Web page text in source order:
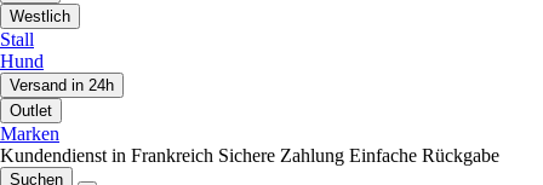
Westlich
Stall
Hund
Versand in 24h
Outlet
Marken
Kundendienst in Frankreich Sichere Zahlung Einfache Rückgabe
Suchen